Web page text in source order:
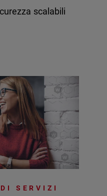
scalabili
SERVIZI